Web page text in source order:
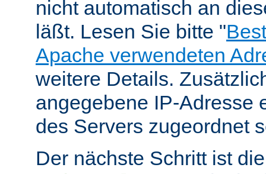
nicht automatisch an
läßt. Lesen Sie bitte "
Apache verwendeten
weitere Details.
angegebene IP-Adresse
des Servers zugeordnet
Der nächste Schritt ist